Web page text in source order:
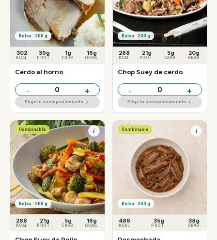
Bolsa · 200 g
302
KCAL
39g
PROT.
1g
CARB.
16g
GRAS.
Cerdo al horno
- 0 +
Elige tu acompañamiento ->
Bolsa · 200 g
288
KCAL
21g
PROT.
5g
CARB.
20g
GRAS.
Chop Suey de cerdo
- 0 +
Elige tu acompañamiento ->
Combinable
Bolsa · 200 g
i
288
KCAL
21g
PROT.
5g
CARB.
16g
GRAS.
Combinable
Bolsa · 200 g
i
486
KCAL
35g
PROT.
38g
GRAS.